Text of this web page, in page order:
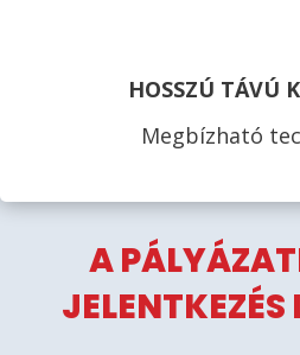
HOSSZÚ TÁVÚ
Megbízható
A
JELENTKEZÉS